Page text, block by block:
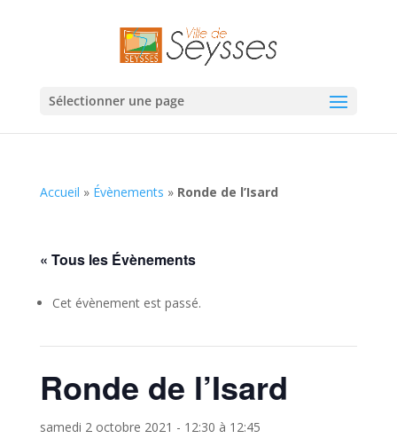
Sélectionner une page
Accueil » Évènements » Ronde de l’Isard
« Tous les Évènements
Cet évènement est passé.
Ronde de l’Isard
samedi 2 octobre 2021 - 12:30 à 12:45